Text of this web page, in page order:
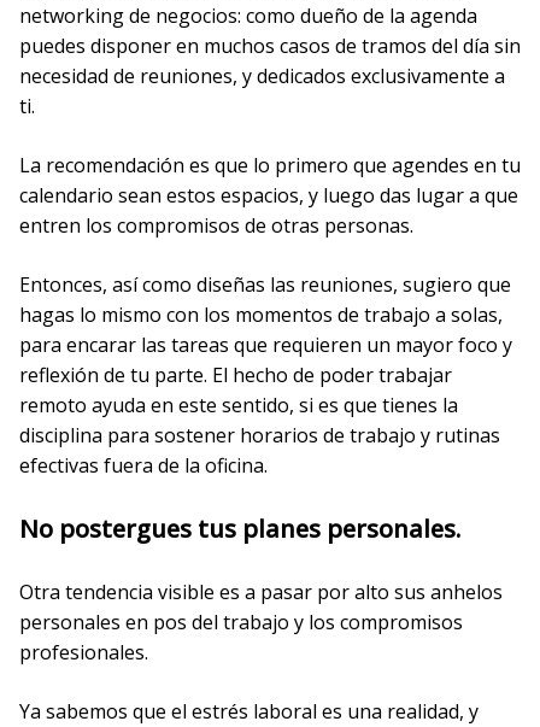
networking de negocios: como dueño de la agenda
puedes disponer en muchos casos de tramos del día sin
necesidad de reuniones, y dedicados exclusivamente a
ti.
La recomendación es que lo primero que agendes en tu
calendario sean estos espacios, y luego das lugar a que
entren los compromisos de otras personas.
Entonces, así como diseñas las reuniones, sugiero que
hagas lo mismo con los momentos de trabajo a solas,
para encarar las tareas que requieren un mayor foco y
reflexión de tu parte. El hecho de poder trabajar
remoto ayuda en este sentido, si es que tienes la
disciplina para sostener horarios de trabajo y rutinas
efectivas fuera de la oficina.
No postergues tus planes personales.
Otra tendencia visible es a pasar por alto sus anhelos
personales en pos del trabajo y los compromisos
profesionales.
Ya sabemos que el estrés laboral es una realidad, y